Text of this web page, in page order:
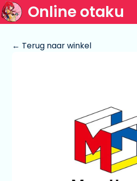
Online otaku
← Terug naar winkel